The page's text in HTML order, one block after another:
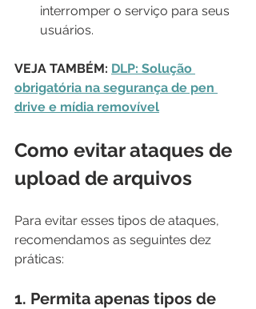
interromper o serviço para seus
usuários.
VEJA TAMBÉM: DLP: Solução
obrigatória na segurança de pen
drive e mídia removível
Como evitar ataques de
upload de arquivos
Para evitar esses tipos de ataques,
recomendamos as seguintes dez
práticas:
1. Permita apenas tipos de